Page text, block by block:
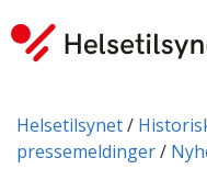
Du er her:
Helsetilsynet
pressemeldinger